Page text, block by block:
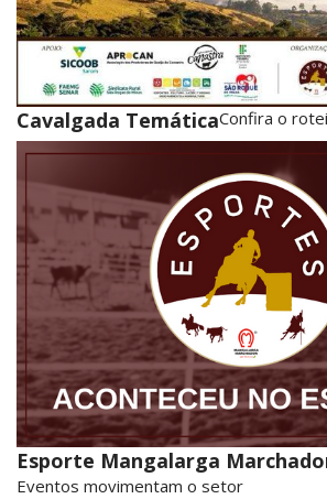
Cavalgada TemáticaConfira o
Esporte Mangalarga
Eventos movimentam o setor